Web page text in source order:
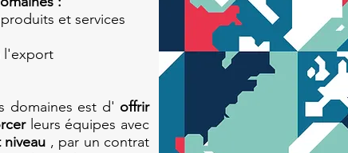
et services
l'export
domaines est d' offrir
leurs équipes avec
, par un contrat